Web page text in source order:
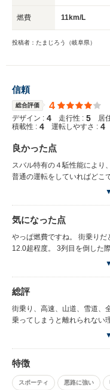
燃費 11km/L
投稿者：たまじろう（岐阜県）
信頼
総合評価 4
デザイン : 4 走行性 : 5 居
積載性 : 4 運転しやすさ : 4
良かった点
スバル特有の４駈性能により
普通の運転をしていればどこ
7人乗りだが加速も含めてパ
気になった点
やっぱ燃費ですね。 街乗り
12.0超程度。 3列目を倒した
用する際は工夫が必要です。
総評
街乗り、高速、山道、雪道、
乗ってしまうと離れられない
高いです。エンジンの音や振
ほしいです。 万人受けしない
していってほしいなと思いま
特徴
スポーティ 悪路に強い